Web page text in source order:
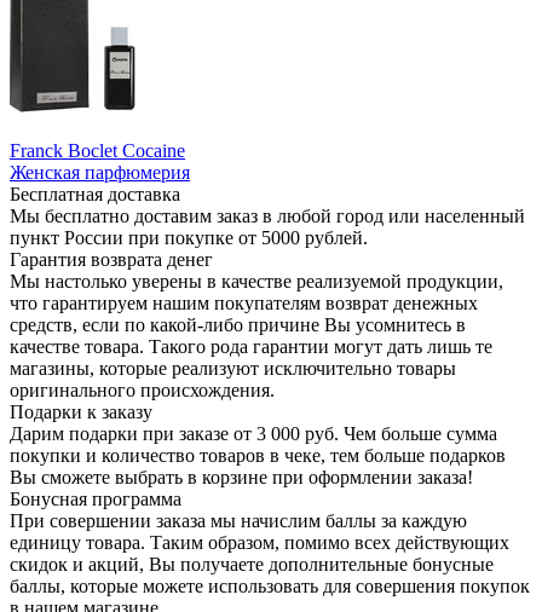
Franck Boclet Cocaine
Женская парфюмерия
Бесплатная доставка
Мы бесплатно доставим заказ в любой город или населенный
пункт России при покупке от 5000 рублей.
Гарантия возврата денег
Мы настолько уверены в качестве реализуемой продукции,
что гарантируем нашим покупателям возврат денежных
средств, если по какой-либо причине Вы усомнитесь в
качестве товара. Такого рода гарантии могут дать лишь те
магазины, которые реализуют исключительно товары
оригинального происхождения.
Подарки к заказу
Дарим подарки при заказе от 3 000 руб. Чем больше сумма
покупки и количество товаров в чеке, тем больше подарков
Вы сможете выбрать в корзине при оформлении заказа!
Бонусная программа
При совершении заказа мы начислим баллы за каждую
единицу товара. Таким образом, помимо всех действующих
скидок и акций, Вы получаете дополнительные бонусные
баллы, которые можете использовать для совершения покупок